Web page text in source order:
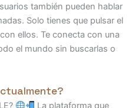
también pueden hablar
Solo tienes que pulsar el
ellos. Te conecta con una
el mundo sin buscarlas o
La plataforma que